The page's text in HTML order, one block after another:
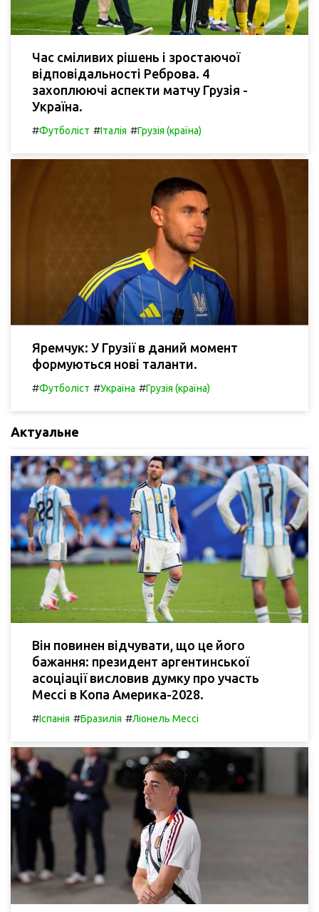
Час сміливих рішень і зростаючої
відповідальності Реброва. 4
захоплюючі аспекти матчу Грузія -
Україна.
#Футболіст #Італія #Грузія (країна)
Яремчук: У Грузії в даний момент
формуються нові таланти.
#Футболіст #Україна #Грузія (країна)
Актуальне
Він повинен відчувати, що це його
бажання: президент аргентинської
асоціації висловив думку про участь
Мессі в Копа Америка-2028.
#Іспанія #Бразилія #Ліонель Мессі